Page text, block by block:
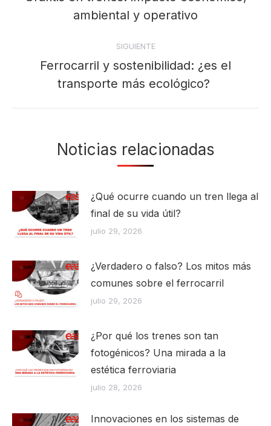
publicaciones
Publicación
anterior:
ambiental y operativo
SIGUIENTE
siguiente:
Ferrocarril y sostenibilidad: ¿es el
transporte más ecológico?
Noticias relacionadas
¿Qué ocurre cuando un tren llega al
final de su vida útil?
julio 29, 2026
¿Verdadero o falso? Los mitos más
comunes sobre el ferrocarril
julio 29, 2026
¿Por qué los trenes son tan
fotogénicos? Una mirada a la
estética ferroviaria
julio 28, 2026
Innovaciones en los sistemas de